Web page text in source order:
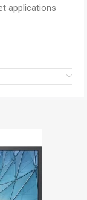
applications